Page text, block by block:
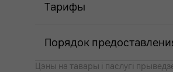
Тарифы
Порядок
Цэны на тавары i паслугі